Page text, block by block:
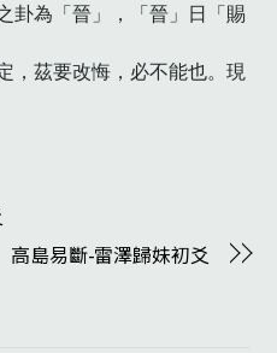
卦為「晉」，「晉」日「賜
，茲要改悔，必不能也。現
高島易斷-雷澤歸妹初爻